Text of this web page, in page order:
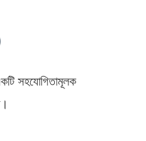
সহযোগিতামূলক